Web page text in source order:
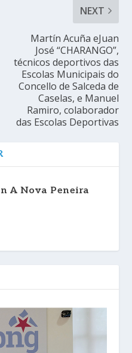
NEXT
Martín Acuña eJuan
José “CHARANGO”,
técnicos deportivos das
Escolas Municipais do
Concello de Salceda de
Caselas, e Manuel
Ramiro, colaborador
das Escolas Deportivas
A Nova Peneira